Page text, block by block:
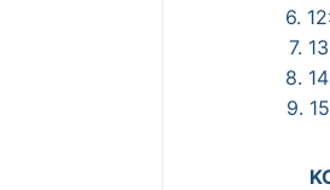
6.
7.
8.
9.